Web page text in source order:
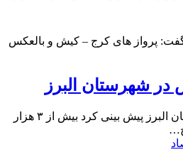
گفت: پرواز های کرج – کیش و بالعکس
در شهرستان البرز
مدیر جهاد کشاورزی شهرستان البرز پیش بینی کرد بیش از ۳ هزار